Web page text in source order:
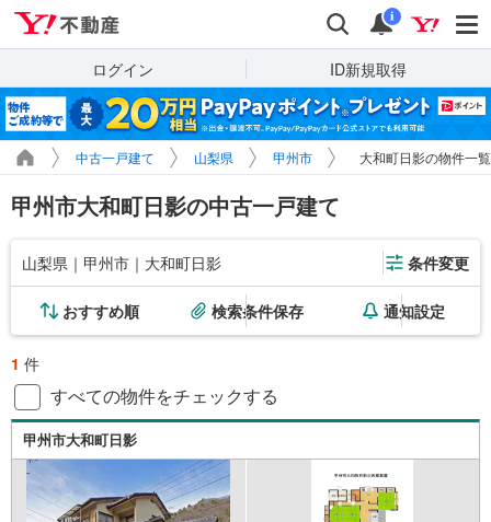
検索 通知
i
ログイン ID新規取得
中古一戸建て 山梨県 甲州市 大和町日影の物件一覧
甲州市大和町日影の中古一戸建て
山梨県｜甲州市｜大和町日影 条件変更
おすすめ順 検索条件保存 通知設定
1 件
すべての物件をチェックする
甲州市大和町日影